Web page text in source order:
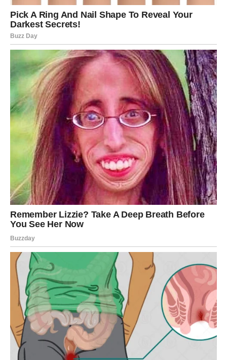
Mnoge Vodolije će u narednim danima dobiti
neočekivanu podršku, savet ili priliku koja menja tok
ne odbacujete ono što dolazi samo zato što se ne uklapa
u stare zamisli. Ovo je period u kojem se budućnost piše
novim slovima, a vi imate glavnu ulogu.
Zvezde poručuju da je vreme da verujete u sebe i svoje
ideje. Ono što sada započnete može imati dugoročan
značaj i doneti stabilnost kakvu ranije niste imali. Sudbina
vam daje vetar u leđa – iskoristite ga.